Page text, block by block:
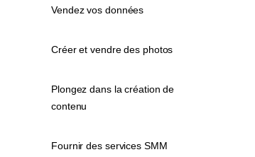
Vendez vos données
Créer et vendre des photos
Plongez dans la création de
contenu
Fournir des services SMM